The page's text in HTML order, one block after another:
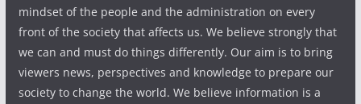
mindset of the people and the administration on every
front of the society that affects us. We believe strongly that
we can and must do things differently. Our aim is to bring
viewers news, perspectives and knowledge to prepare our
society to change the world. We believe information is a